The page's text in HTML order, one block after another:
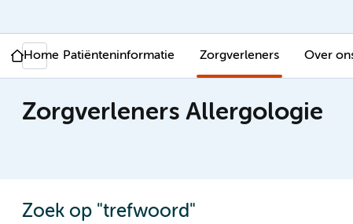
Home Patiënteninformatie Zorgverleners Over
Zorgverleners Allergologie
Zoek op "trefwoord"